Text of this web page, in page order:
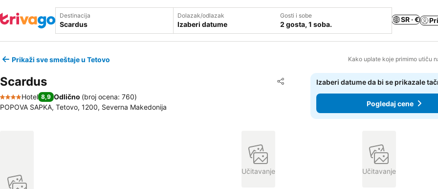
Destinacija Dolazak/odlazak
Izaberi datume
Gosti i sobe
2 gosta, 1 soba.
SR · €
Prikaži sve smeštaje u Tetovo Kako uplate koje primimo utiču
Scardus Deli
Dodati u favorite
4 Zvezdice
Hotel 8,9 Odlično (broj ocena: 760)
POPOVA SAPKA, Tetovo, 1200, Severna Makedonija
Izaberi datume da bi se prikazale
Pogledaj cene
Učitavanje Učitavanje